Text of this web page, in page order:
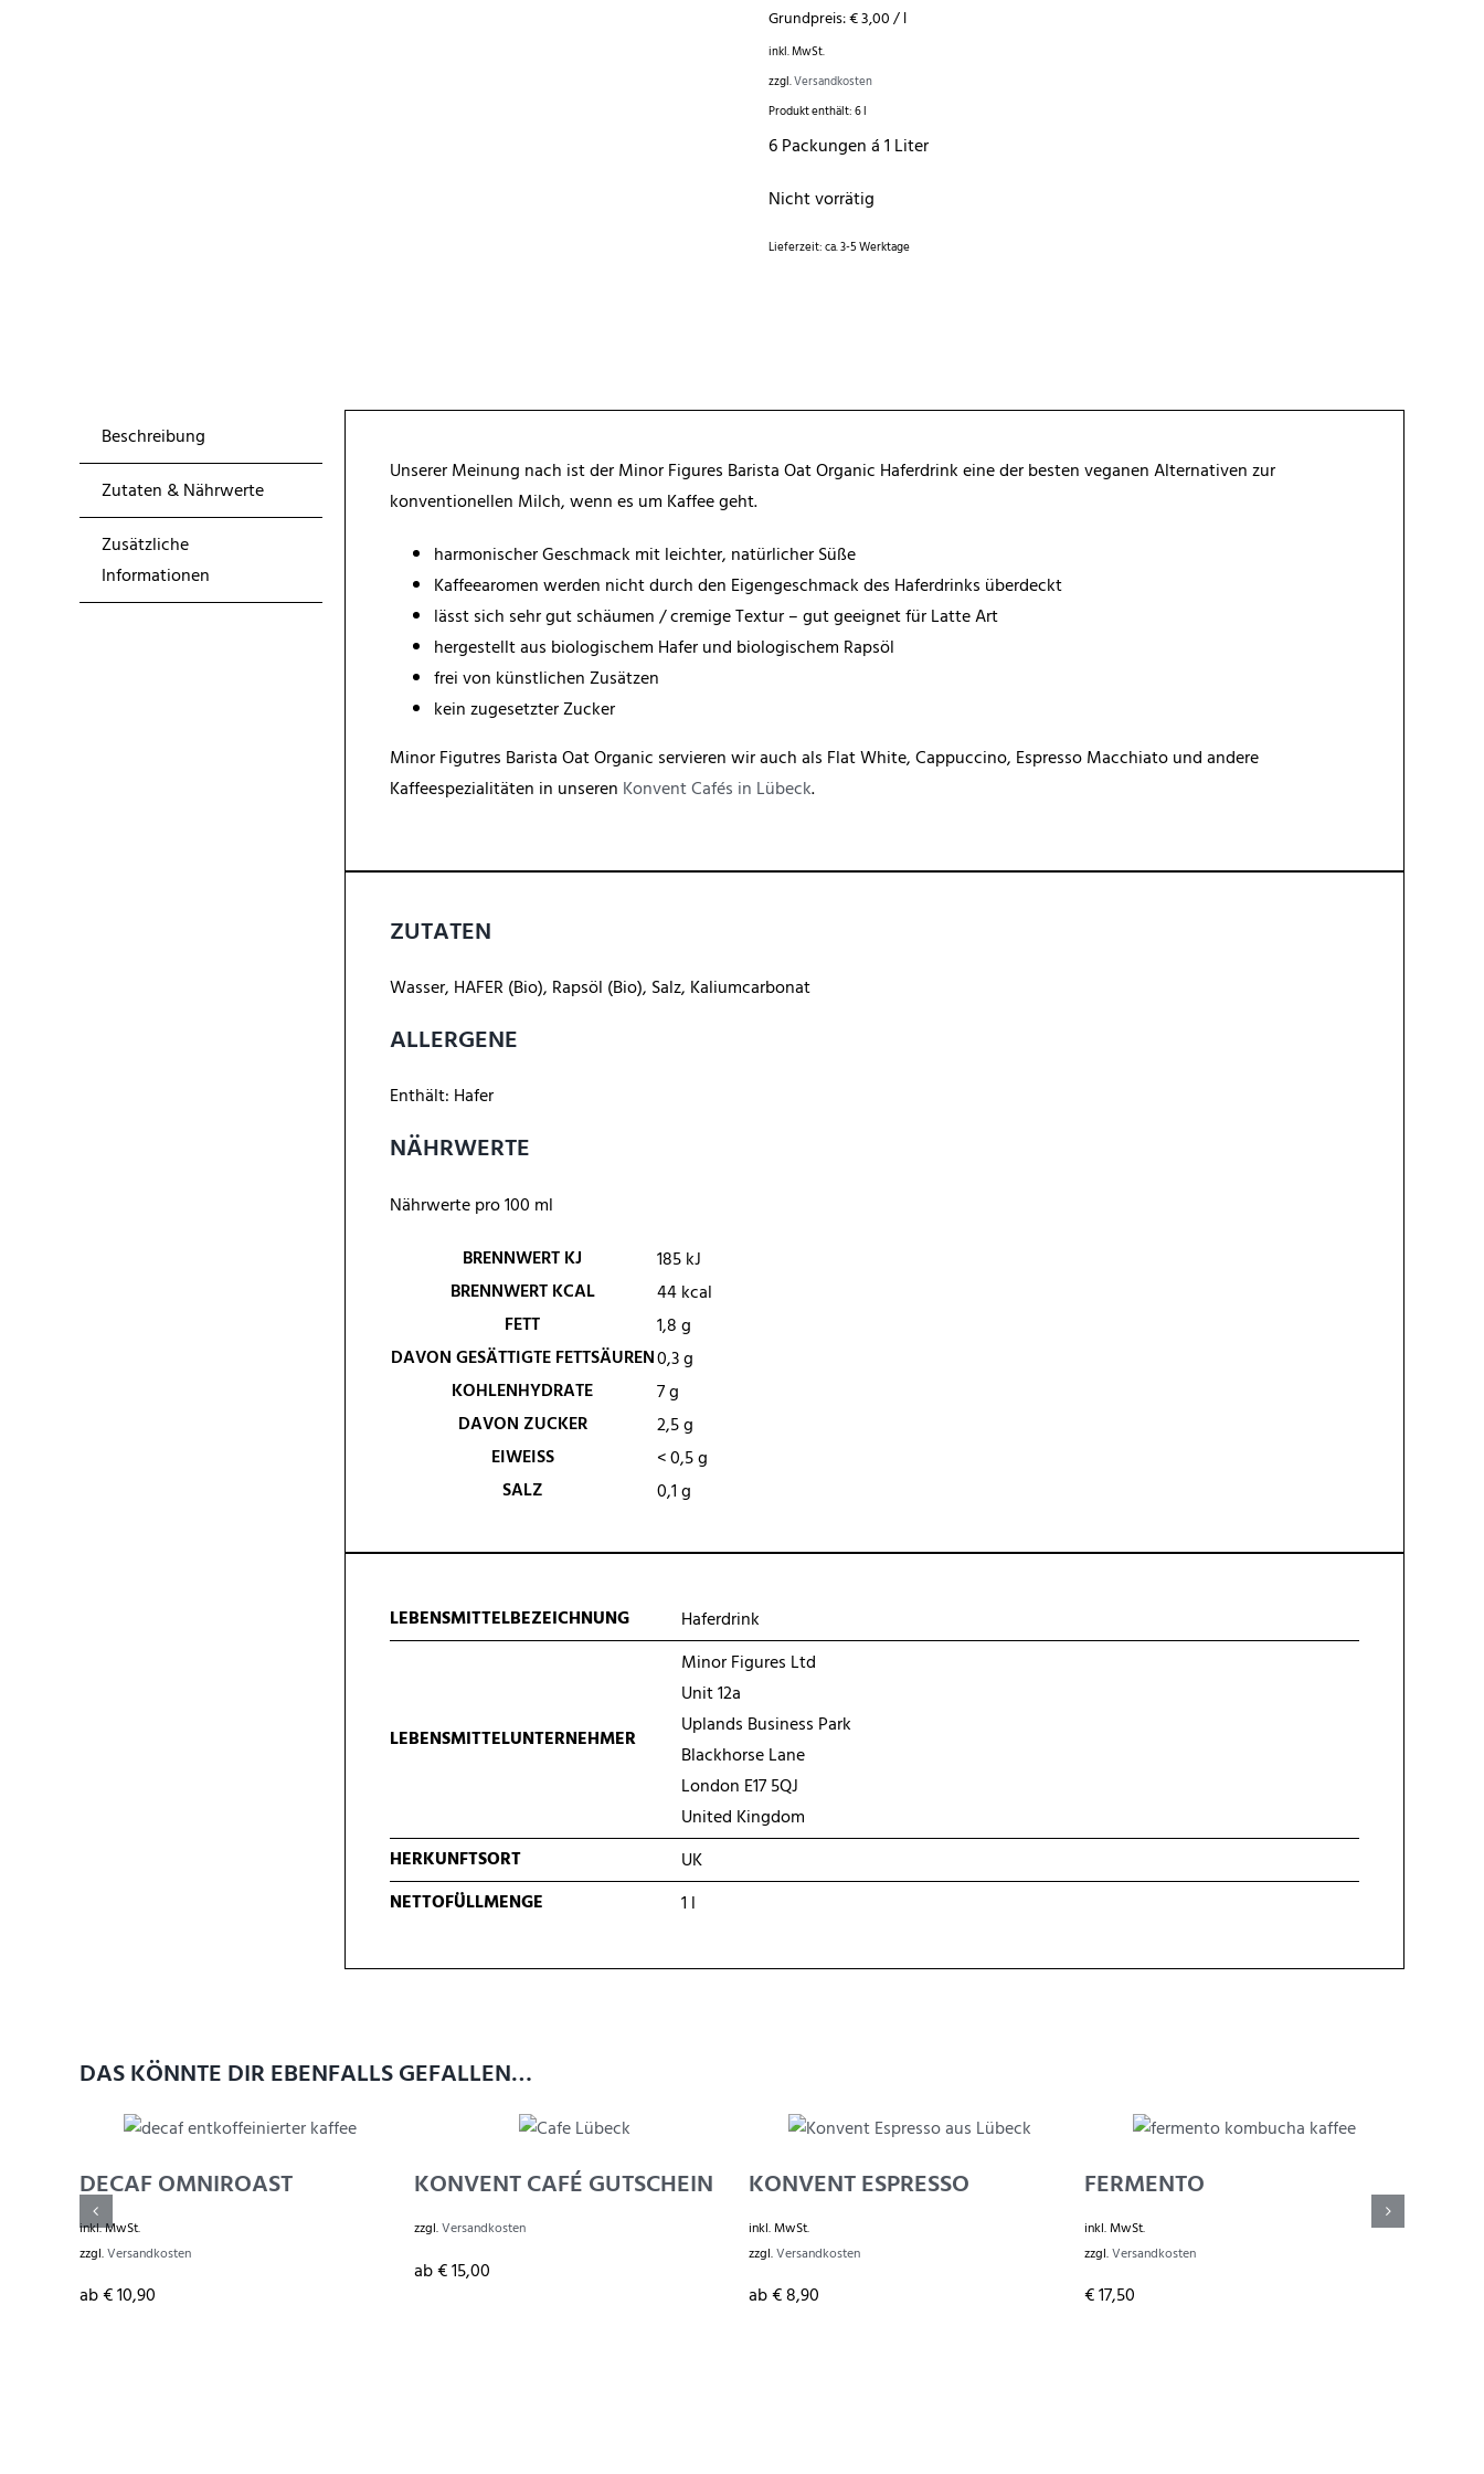
Grundpreis:€3,00/l
inkl. MwSt.
zzgl.Versandkosten
Produkt enthält: 6l
6 Packungen á 1 Liter
Nicht vorrätig
Lieferzeit:ca. 3-5 Werktage
Beschreibung
Zutaten & Nährwerte
Zusätzliche
Informationen
Unserer Meinung nach ist der Minor Figures Barista Oat Organic Haferdrink eine der besten veganen Alternativen zur
konventionellen Milch, wenn es um Kaffee geht.
harmonischer Geschmack mit leichter, natürlicher Süße
Kaffeearomen werden nicht durch den Eigengeschmack des Haferdrinks überdeckt
lässt sich sehr gut schäumen / cremige Textur – gut geeignet für Latte Art
hergestellt aus biologischem Hafer und biologischem Rapsöl
frei von künstlichen Zusätzen
kein zugesetzter Zucker
Minor Figutres Barista Oat Organic servieren wir auch als Flat White, Cappuccino, Espresso Macchiato und andere
Kaffeespezialitäten in unseren Konvent Cafés in Lübeck.
ZUTATEN
Wasser, HAFER (Bio), Rapsöl (Bio), Salz, Kaliumcarbonat
ALLERGENE
Enthält: Hafer
NÄHRWERTE
Nährwerte pro 100 ml
BRENNWERT KJ
185kJ
BRENNWERT KCAL
44kcal
FETT
1,8g
DAVONGESÄTTIGTE FETTSÄUREN0,3g
KOHLENHYDRATE
7g
DAVONZUCKER 2,5g
EIWEISS
< 0,5g
SALZ
0,1g
LEBENSMITTELBEZEICHNUNG Haferdrink
LEBENSMITTELUNTERNEHMER
Minor Figures Ltd
Unit 12a
Uplands Business Park
Blackhorse Lane
London E17 5QJ
United Kingdom
HERKUNFTSORT
UK
NETTOFÜLLMENGE
1 l
DAS KÖNNTE DIR EBENFALLS GEFALLEN…
DECAF OMNIROAST
inkl. MwSt.
zzgl.Versandkosten
ab€10,90
KONVENT CAFÉ GUTSCHEIN
zzgl.Versandkosten
ab€15,00
KONVENT ESPRESSO
inkl. MwSt.
zzgl.Versandkosten
ab€8,90
FERMENTO
inkl. MwSt.
zzgl.Versandkosten
€17,50